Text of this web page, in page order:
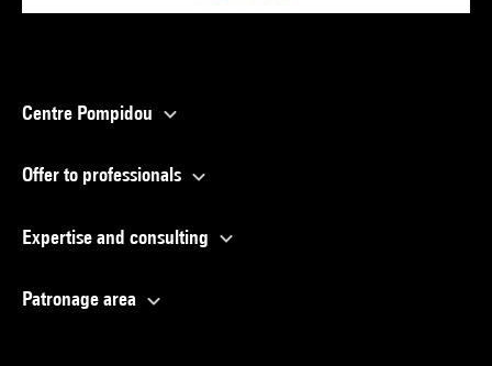
Centre Pompidou
Offer to professionals
Expertise and consulting
Patronage area